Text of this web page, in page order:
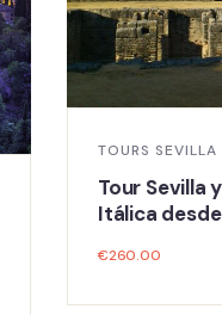
TOURS SEVILLA
Tour Sevilla
Itálica
€260.00